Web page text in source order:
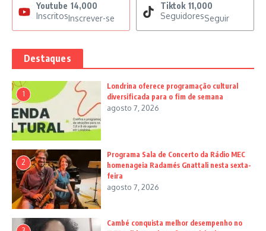
Youtube 14,000
InscritosInscrever-se
Tiktok 11,000
SeguidoresSeguir
Destaques
1
Londrina oferece programação cultural
diversificada para o fim de semana
agosto 7, 2026
2
Programa Sala de Concerto da Rádio MEC
homenageia Radamés Gnattali nesta sexta-
feira
agosto 7, 2026
Cambé conquista melhor desempenho no